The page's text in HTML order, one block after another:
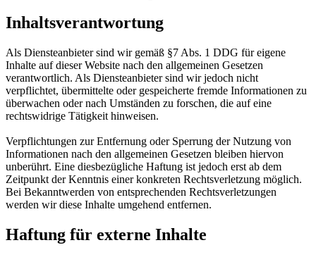
Inhaltsverantwortung
Als Diensteanbieter sind wir gemäß §7 Abs. 1 DDG für eigene
Inhalte auf dieser Website nach den allgemeinen Gesetzen
verantwortlich. Als Diensteanbieter sind wir jedoch nicht
verpflichtet, übermittelte oder gespeicherte fremde Informationen zu
überwachen oder nach Umständen zu forschen, die auf eine
rechtswidrige Tätigkeit hinweisen.
Verpflichtungen zur Entfernung oder Sperrung der Nutzung von
Informationen nach den allgemeinen Gesetzen bleiben hiervon
unberührt. Eine diesbezügliche Haftung ist jedoch erst ab dem
Zeitpunkt der Kenntnis einer konkreten Rechtsverletzung möglich.
Bei Bekanntwerden von entsprechenden Rechtsverletzungen
werden wir diese Inhalte umgehend entfernen.
Haftung für externe Inhalte